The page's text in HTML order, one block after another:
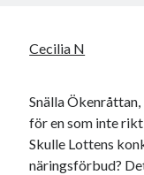
Cecilia N
Snälla
för en som inte
Skulle Lottens
näringsförbud?